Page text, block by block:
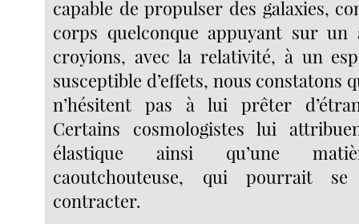
capable de propulser des galaxies,
corps quelconque appuyant sur
croyions, avec la relativité, à un
susceptible d’effets, nous constatons
n’hésitent pas à lui prêter
Certains cosmologistes lui
élastique ainsi qu’une
caoutchouteuse, qui pourrait
contracter.